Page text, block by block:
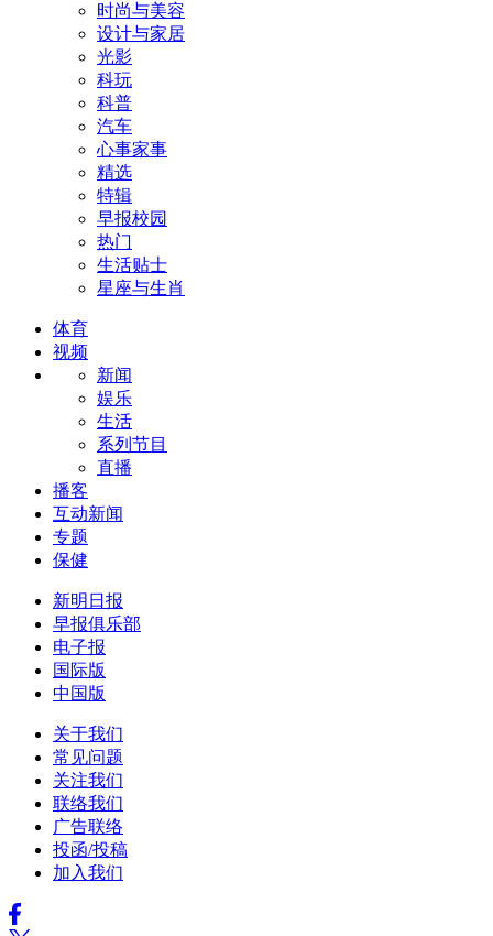
时尚与美容
设计与家居
光影
科玩
科普
汽车
心事家事
精选
特辑
早报校园
热门
生活贴士
星座与生肖
体育
视频
新闻
娱乐
生活
系列节目
直播
播客
互动新闻
专题
保健
新明日报
早报俱乐部
电子报
国际版
中国版
关于我们
常见问题
关注我们
联络我们
广告联络
投函/投稿
加入我们